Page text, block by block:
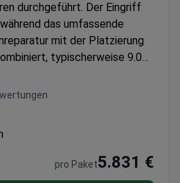
durchgeführt. Der Eingriff
das umfassende
mit der Platzierung
typischerweise 9.000
sind 1 Krankenhausnacht,
Tests, Medikamente und
Sicherheitsstandards
pro Paket5.831 €